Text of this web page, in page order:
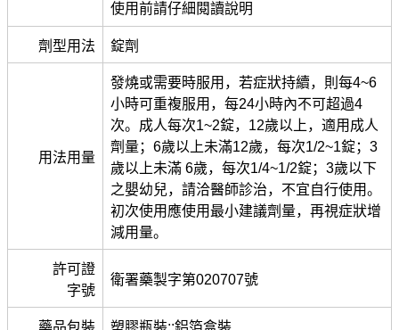
使用前請仔細閱讀說明
劑型用法 錠劑
用法用量
發燒或需要時服用，若症狀持續，則每4~6
小時可重複服用，每24小時內不可超過4
次。成人每次1~2錠，12歲以上，適用成人
劑量；6歲以上未滿12歲，每次1/2~1錠；3
歲以上未滿 6歲，每次1/4~1/2錠；3歲以下
之嬰幼兒，請洽醫師診治，不宜自行使用。
初次使用應使用最小建議劑量，再視症狀增
減用量。
許可證
字號
衛署藥製字第020707號
藥品包裝 塑膠瓶裝;;鋁箔盒裝